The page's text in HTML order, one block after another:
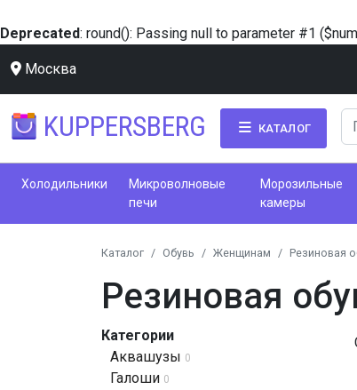
Deprecated: round(): Passing null to parameter #1
Москва
KUPPERSBERG КАТАЛОГ
Холодильники
Микроволновые
печи
Морозильные
камеры
Каталог Обувь Женщинам Резиновая
Резиновая
Категории
Аквашузы 0
Галоши 0